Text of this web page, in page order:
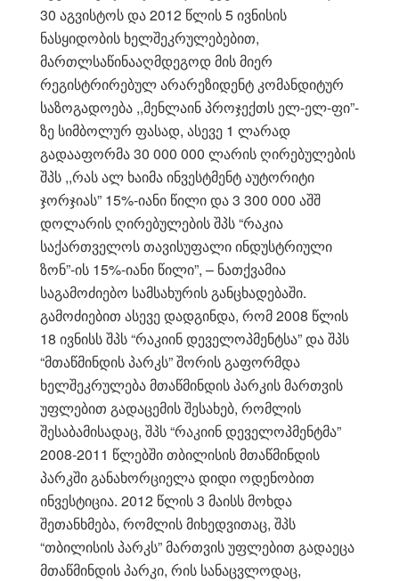
30 აგვისტოს და 2012 წლის 5 ივნისის
ნასყიდობის ხელშეკრულებებით,
მართლსაწინააღმდეგოდ მის მიერ
რეგისტრირებულ არარეზიდენტ კომანდიტურ
საზოგადოება ,,მენლაინ პროჯექთს ელ-ელ-ფი”-
ზე სიმბოლურ ფასად, ასევე 1 ლარად
გადააფორმა 30 000 000 ლარის ღირებულების
შპს ,,რას ალ ხაიმა ინვესტმენტ აუტორიტი
ჯორჯიას” 15%-იანი წილი და 3 300 000 აშშ
დოლარის ღირებულების შპს “რაკია
საქართველოს თავისუფალი ინდუსტრიული
ზონ”-ის 15%-იანი წილი”, – ნათქვამია
საგამოძიებო სამსახურის განცხადებაში.
გამოძიებით ასევე დადგინდა, რომ 2008 წლის
18 ივნისს შპს “რაკიინ დეველოპმენტსა” და შპს
“მთაწმინდის პარკს” შორის გაფორმდა
ხელშეკრულება მთაწმინდის პარკის მართვის
უფლებით გადაცემის შესახებ, რომლის
შესაბამისადაც, შპს “რაკიინ დეველოპმენტმა”
2008-2011 წლებში თბილისის მთაწმინდის
პარკში განახორციელა დიდი ოდენობით
ინვესტიცია. 2012 წლის 3 მაისს მოხდა
შეთანხმება, რომლის მიხედვითაც, შპს
“თბილისის პარკს” მართვის უფლებით გადაეცა
მთაწმინდის პარკი, რის სანაცვლოდაც,